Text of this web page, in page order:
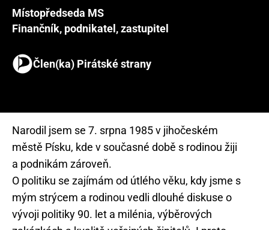
Místopředseda MS
Finančník, podnikatel, zastupitel
Člen(ka) Pirátské strany
Narodil jsem se 7. srpna 1985 v jihočeském
městě Písku, kde v současné době s rodinou žiji
a podnikám zároveň.
O politiku se zajímám od útlého věku, kdy jsme s
mým strýcem a rodinou vedli dlouhé diskuse o
vývoji politiky 90. let a milénia, výběrových